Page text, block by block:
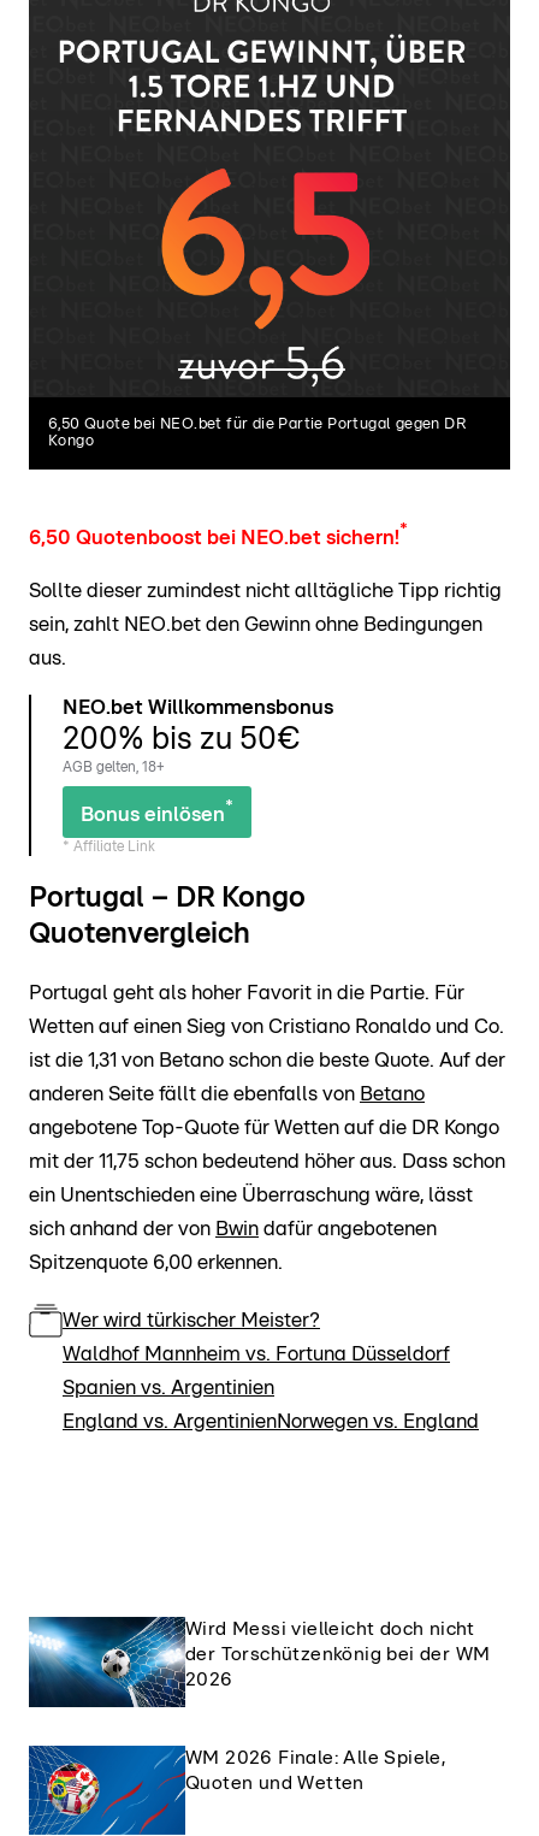
6,50 Quote bei NEO.bet für die Partie Portugal gegen DR
Kongo
6,50 Quotenboost bei NEO.bet sichern!*
Sollte dieser zumindest nicht alltägliche Tipp richtig
sein, zahlt NEO.bet den Gewinn ohne Bedingungen
aus.
NEO.bet Willkommensbonus
200% bis zu 50€
AGB gelten, 18+
Bonus einlösen*
* Affiliate Link
Portugal – DR Kongo
Quotenvergleich
Portugal geht als hoher Favorit in die Partie. Für
Wetten auf einen Sieg von Cristiano Ronaldo und Co.
ist die 1,31 von Betano schon die beste Quote. Auf der
anderen Seite fällt die ebenfalls von Betano
angebotene Top-Quote für Wetten auf die DR Kongo
mit der 11,75 schon bedeutend höher aus. Dass schon
ein Unentschieden eine Überraschung wäre, lässt
sich anhand der von Bwin dafür angebotenen
Spitzenquote 6,00 erkennen.
Wer wird türkischer Meister?
Waldhof Mannheim vs. Fortuna Düsseldorf
Spanien vs. Argentinien
England vs. ArgentinienNorwegen vs. England
Wird Messi vielleicht doch nicht
der Torschützenkönig bei der WM
2026
WM 2026 Finale: Alle Spiele,
Quoten und Wetten